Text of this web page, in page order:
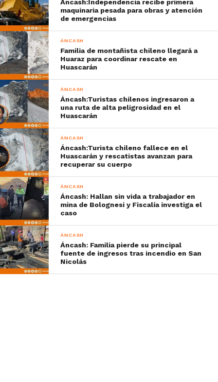
Áncash:Independencia recibe primera
maquinaria pesada para obras y atención
de emergencias
ÁNCASH
Familia de montañista chileno llegará a
Huaraz para coordinar rescate en
Huascarán
ÁNCASH
Áncash:Turistas chilenos ingresaron a
una ruta de alta peligrosidad en el
Huascarán
ÁNCASH
Áncash:Turista chileno fallece en el
Huascarán y rescatistas avanzan para
recuperar su cuerpo
ÁNCASH
Áncash: Hallan sin vida a trabajador en
mina de Bolognesi y Fiscalía investiga el
caso
ÁNCASH
Áncash: Familia pierde su principal
fuente de ingresos tras incendio en San
Nicolás